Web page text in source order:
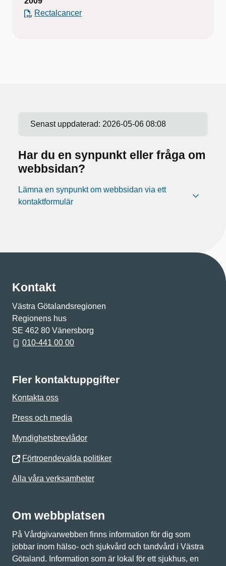
Rectalcancer
Senast uppdaterad: 2026-05-06 08:08
Har du en synpunkt eller fråga om
webbsidan?
Lämna en synpunkt om webbsidan via ett
kontaktformulär
Kontakt
Västra Götalandsregionen
Regionens hus
SE 462 80 Vänersborg
010-441 00 00
Fler kontaktuppgifter
Kontakta oss
Press och media
Myndighetsbrevlådor
Förtroendevalda politiker
Alla våra verksamheter
Om webbplatsen
På Vårdgivarwebben finns information för dig som
jobbar inom hälso- och sjukvård och tandvård i Västra
Götaland. Information som är lokal för ett sjukhus, en